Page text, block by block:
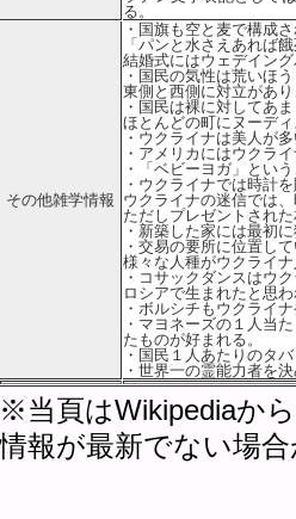
る。
その他雑学情報
・国旗も空と麦で構成
「パンと水さえあれば
結婚式にはウェデイン
・国民の気性は荒いほ
東側と西側に対立があ
・国民は裸に対してあ
ほとんどの町にヌーデ
・ウクライナは美人が
・アメリカにはウクラ
・「ベビーヨガ」とい
・ウクライナでは時計
ウクライナの迷信では
ただしプレゼントされ
・新築した家には最初
・交易の要所に位置し
様々な人種がウクライ
・コサックダンスはウ
ロシアで生まれたと思
・ボルシチもウクライ
・マヨネーズの１人当
たものが好まれる。
・国民１人あたりのタ
・世界一の霊能力者を
※当頁はWikipediaか
情報が最新でない場